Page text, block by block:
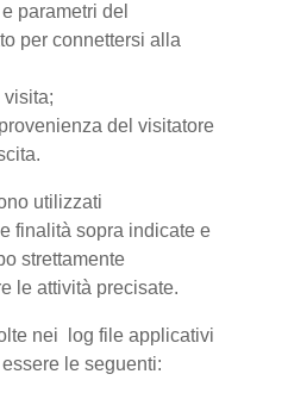
parametri del
per connettersi alla
visita;
del visitatore
utilizzati
finalità sopra indicate e
strettamente
le attività precisate.
nei log file applicativi
le seguenti: